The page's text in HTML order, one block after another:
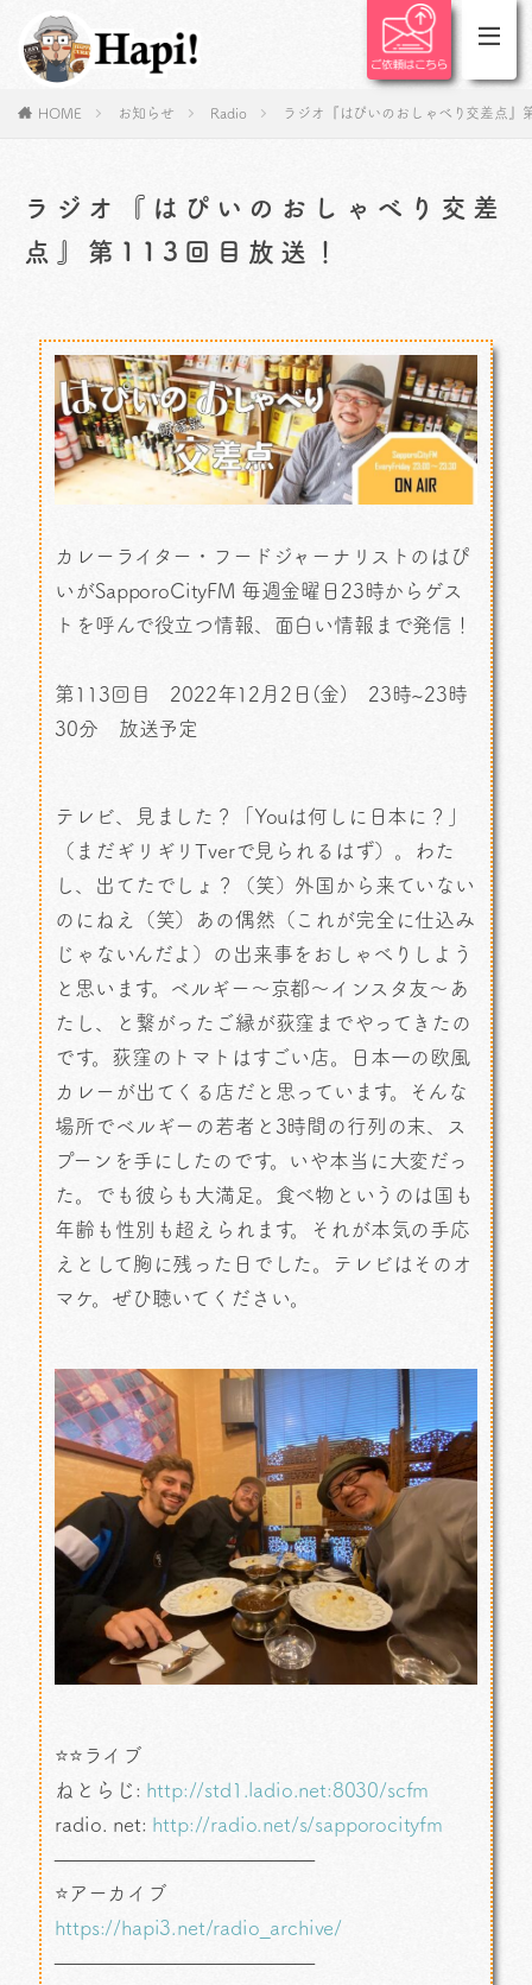
HOME お知らせ Radio ラジオ『はぴいのおしゃべり交差点』
ラジオ『はぴいのおしゃべり交差
点』第113回目放送！
カレーライター・フードジャーナリストのはぴ
いがSapporoCityFM 毎週金曜日23時からゲス
トを呼んで役立つ情報、面白い情報まで発信！
第113回目 2022年12月2日(金) 23時~23時
30分 放送予定
テレビ、見ました？「Youは何しに日本に？」
（まだギリギリTverで見られるはず）。わた
し、出てたでしょ？（笑）外国から来ていない
のにねえ（笑）あの偶然（これが完全に仕込み
じゃないんだよ）の出来事をおしゃべりしよう
と思います。ベルギー〜京都〜インスタ友〜あ
たし、と繋がったご縁が荻窪までやってきたの
です。荻窪のトマトはすごい店。日本一の欧風
カレーが出てくる店だと思っています。そんな
場所でベルギーの若者と3時間の行列の末、ス
プーンを手にしたのです。いや本当に大変だっ
た。でも彼らも大満足。食べ物というのは国も
年齢も性別も超えられます。それが本気の手応
えとして胸に残った日でした。テレビはそのオ
マケ。ぜひ聴いてください。
⭐⭐ライブ
ねとらじ: http://std1.ladio.net:8030/scfm
radio. net: http://radio.net/s/sapporocityfm
—————————————
⭐アーカイブ
https://hapi3.net/radio_archive/
—————————————